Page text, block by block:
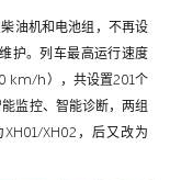
油机和电池组，不再设
护。列车最高运行速度
km/h），共设置201个
监控、智能诊断，两组
XH02，后又改为